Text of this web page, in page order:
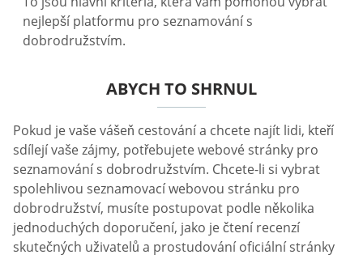
nejlepší platformu pro seznamování s
dobrodružstvím.
ABYCH TO SHRNUL
Pokud je vaše vášeň cestování a chcete najít lidi, kteří
sdílejí vaše zájmy, potřebujete webové stránky pro
seznamování s dobrodružstvím. Chcete-li si vybrat
spolehlivou seznamovací webovou stránku pro
dobrodružství, musíte postupovat podle několika
jednoduchých doporučení, jako je čtení recenzí
skutečných uživatelů a prostudování oficiální stránky